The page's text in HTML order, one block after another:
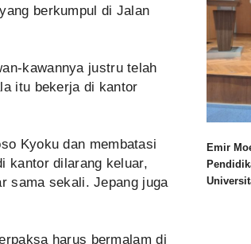
berkumpul di Jalan
kawannya justru telah
itu bekerja di kantor
Kyoku dan membatasi
kantor dilarang keluar,
sama sekali. Jepang juga
harus bermalam di
Emir